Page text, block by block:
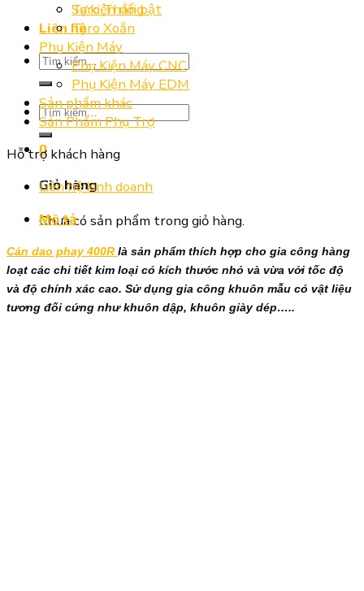
Sự kiện nổi bật
Liên hệ
Tìm
kiếm:
Tìm
kiếm:
0
Giỏ hàng
Chưa có sản phẩm trong giỏ hàng.
Taro Thẳng
Taro Xoắn
Phụ Kiện Máy
Phụ Kiện Máy CNC
Phụ Kiện Máy EDM
Sản phẩm khác
Sản Phẩm Phụ Trợ
Hỗ trợ khách hàng
Liên hệ kinh doanh
Mô tả
Cán dao phay 400R là sản phẩm thích hợp cho gia công hàng
loạt các chi tiết kim loại có kích thước nhỏ và vừa với tốc độ
và độ chính xác cao. Sử dụng gia công khuôn mẫu có vật liệu
tương đối cứng như khuôn dập, khuôn giày dép…..